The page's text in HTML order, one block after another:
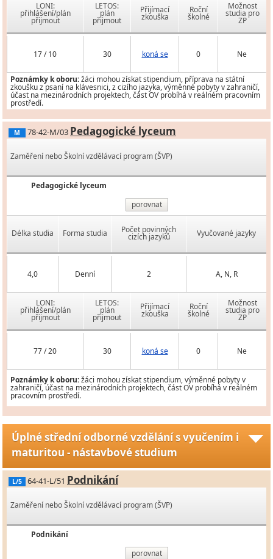
LONI:
přihlášení/plán
přijmout
LETOS:
plán
přijmout
Přijímací
zkouška
Roční
školné
Možnost
studia pro
ZP
17 / 10 30 koná se 0 Ne
Poznámky k oboru:žáci mohou získat stipendium, příprava na státní
zkoušku z psaní na klávesnici, z cizího jazyka, výměnné pobyty v zahraničí,
účast na mezinárodních projektech, část OV probíhá v reálném pracovním
prostředí.
M 78-42-M/03 Pedagogické lyceum
Zaměření nebo Školní vzdělávací program (ŠVP)
Pedagogické lyceum
porovnat
Délka studia Forma studia Počet povinných
cizích jazyků Vyučované jazyky
4,0 Denní 2 A, N, R
LONI:
přihlášení/plán
přijmout
LETOS:
plán
přijmout
Přijímací
zkouška
Roční
školné
Možnost
studia pro
ZP
77 / 20 30 koná se 0 Ne
Poznámky k oboru:žáci mohou získat stipendium, výměnné pobyty v
zahraničí, účast na mezinárodních projektech, část OV probíhá v reálném
pracovním prostředí.
Úplné střední odborné vzdělání s vyučením i
maturitou - nástavbové studium
L/5 64-41-L/51 Podnikání
Zaměření nebo Školní vzdělávací program (ŠVP)
Podnikání
porovnat